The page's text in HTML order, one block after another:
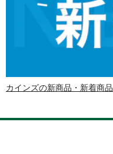
カインズの新商品・新着商品